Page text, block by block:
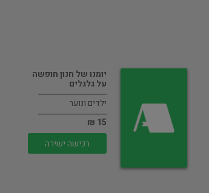
יומנו של חנון חופשה
על גלגלים
ילדים ונוער
15 ₪
רכישה ישירה